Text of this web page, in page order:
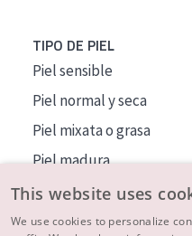
TIPO DE PIEL
Piel sensible
Piel normal y seca
Piel mixata o grasa
Piel madura
Piel expuesta al sol
Piel menopáusica
This website uses
We use cookies to personalize